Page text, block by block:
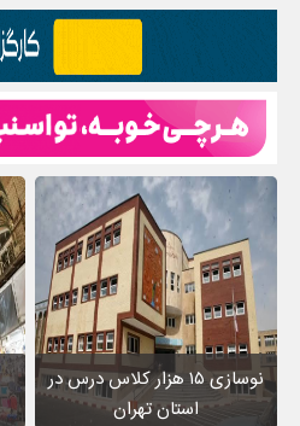
نوسازی ۱۵ هزار کلاس درس در
استان تهران